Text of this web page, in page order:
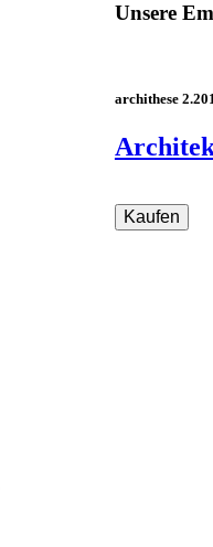
Unsere
archithese